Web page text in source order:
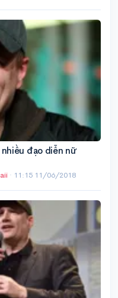
đạo diễn nữ
· 11:15 11/06/2018